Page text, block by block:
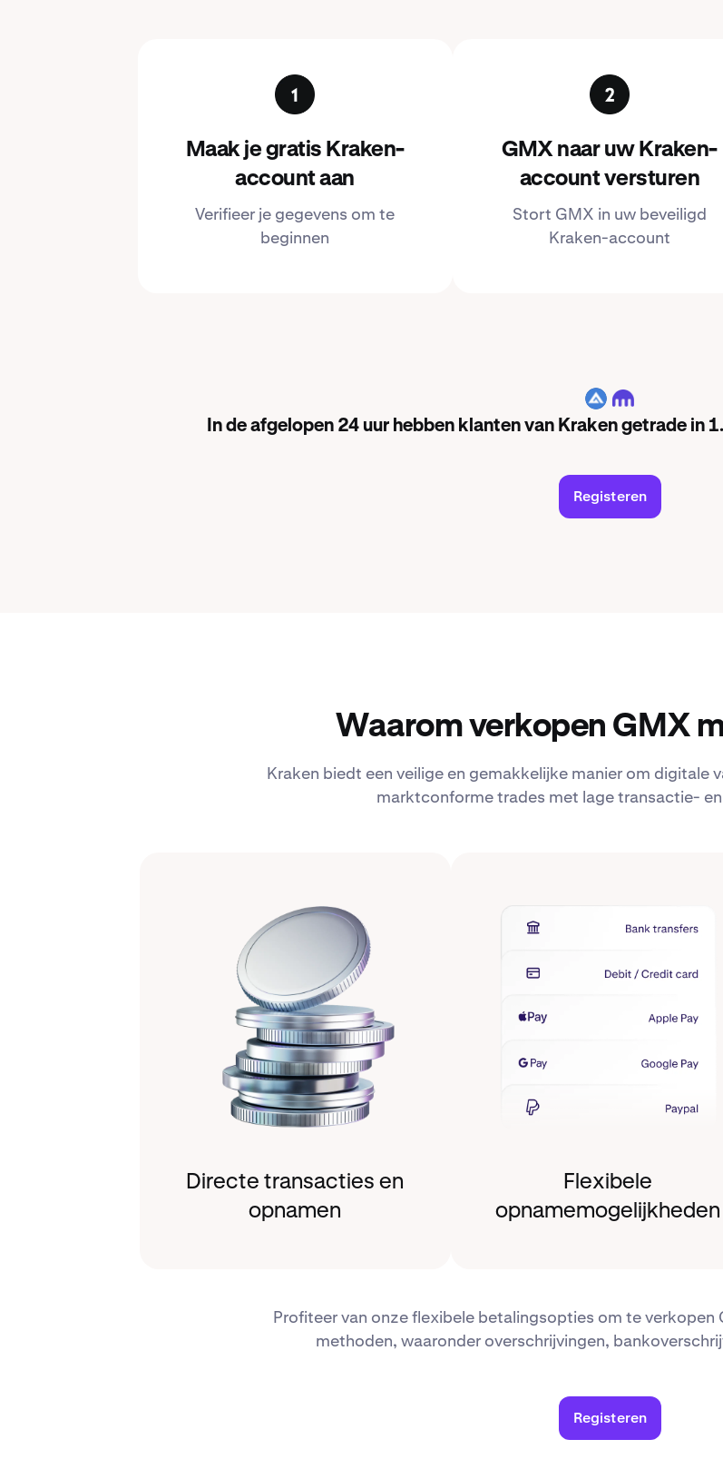
Maak je gratis Kraken-
account aan
Verifieer je gegevens om te
beginnen
GMX naar uw Kraken-
account versturen
Stort GMX in uw beveiligd
Kraken-account
GMX
In de afgelopen 24 uur hebben klanten van Kraken getrade in
Registeren
Waarom verkopen GMX
Kraken biedt een veilige en gemakkelijke manier om digitale
marktconforme trades met lage transactie-
Directe transacties en
opnamen
Flexibele
opnamemogelijkheden
Profiteer van onze flexibele betalingsopties om te verkopen
methoden, waaronder overschrijvingen,
Registeren